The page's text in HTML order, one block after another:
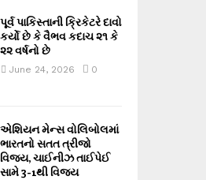
પૂર્વ પાકિસ્તાની ક્રિકેટરે દાવો
કર્યો છે કે વૈભવ કદાચ ૨૧ કે
૨૨ વર્ષનો છે
June 24, 2026 0
એશિયન મેન્સ વોલિબોલમાં
ભારતનો સતત ત્રીજો
વિજય, ચાઈનીઝ તાઈપેઈ
સામે 3-1થી વિજય